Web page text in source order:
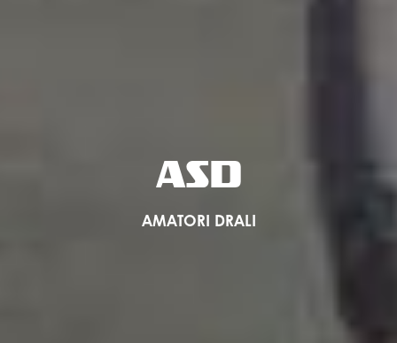
ASD
AMATORI DRALI